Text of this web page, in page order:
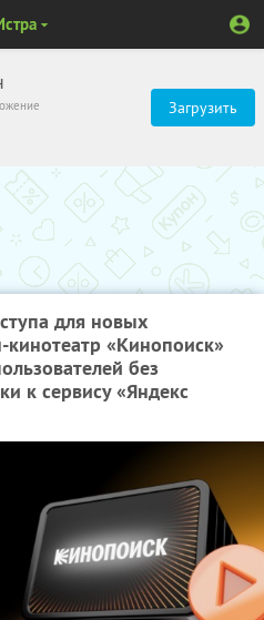
Загрузить
для новых
кинотеатр «Кинопоиск»
без
к сервису «Яндекс